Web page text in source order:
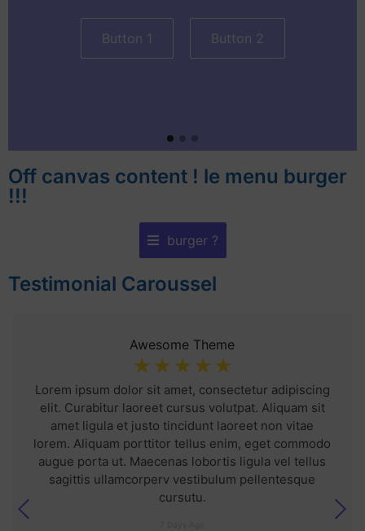
Button 1 Button 2
Off canvas content ! le menu burger
!!!
burger ?
Testimonial Caroussel
Awesome Theme
☆ ☆ ☆ ☆ ☆
Lorem ipsum dolor sit amet, consectetur adipiscing
elit. Curabitur laoreet cursus volutpat. Aliquam sit
amet ligula et justo tincidunt laoreet non vitae
lorem. Aliquam porttitor tellus enim, eget commodo
augue porta ut. Maecenas lobortis ligula vel tellus
sagittis ullamcorperv vestibulum pellentesque
cursutu.